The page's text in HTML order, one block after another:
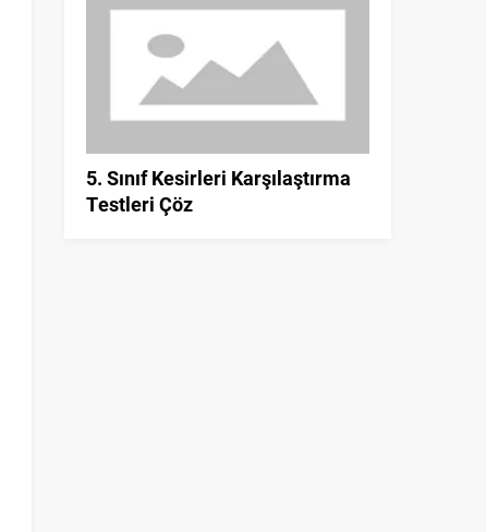
5. Sınıf Kesirleri Karşılaştırma
Testleri Çöz